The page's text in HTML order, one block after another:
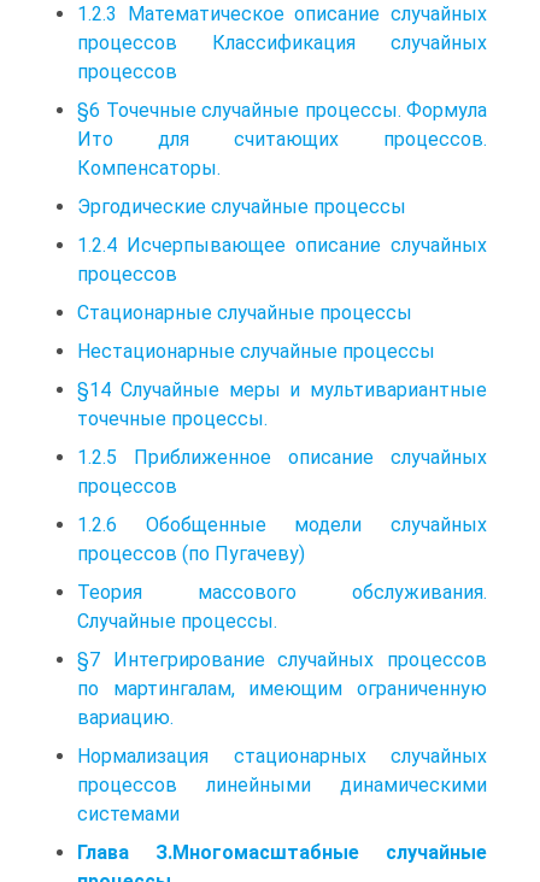
1.2.3 Математическое описание случайных
процессов Классификация случайных
процессов
§6 Точечные случайные процессы. Формула
Ито для считающих процессов.
Компенсаторы.
Эргодические случайные процессы
1.2.4 Исчерпывающее описание случайных
процессов
Стационарные случайные процессы
Нестационарные случайные процессы
§14 Случайные меры и мультивариантные
точечные процессы.
1.2.5 Приближенное описание случайных
процессов
1.2.6 Обобщенные модели случайных
процессов (по Пугачеву)
Теория массового обслуживания.
Случайные процессы.
§7 Интегрирование случайных процессов
по мартингалам, имеющим ограниченную
вариацию.
Нормализация стационарных случайных
процессов линейными динамическими
системами
Глава З.Многомасштабные случайные